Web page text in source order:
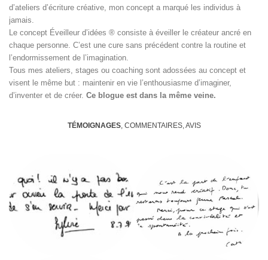
d’ateliers d’écriture créative, mon concept a marqué les individus à
jamais.
Le concept Éveilleur d’idées ® consiste à éveiller le créateur ancré en
chaque personne. C’est une cure sans précédent contre la routine et
l’endormissement de l’imagination.
Tous mes ateliers, stages ou coaching sont adossées au concept et
visent le même but : maintenir en vie l’enthousiasme d’imaginer,
d’inventer et de créer. Ce blogue est dans la même veine.
TÉMOIGNAGES, COMMENTAIRES, AVIS